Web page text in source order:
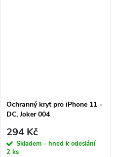
Ochranný kryt pro iPhone 11 -
DC, Joker 004
294 Kč
Skladem - hned k odeslání
2 ks